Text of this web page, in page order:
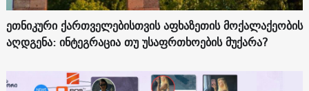
ეთნიკური ქართველებისთვის აფხაზეთის მოქალაქეობის
აღდგენა: ინტეგრაცია თუ უსაფრთხოების მუქარა?